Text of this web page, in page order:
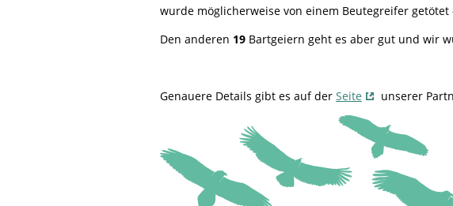
wurde möglicherweise von einem Beutegreifer
Den anderen 19 Bartgeiern geht es aber gut und wir
Genauere Details gibt es auf der Seite unserer